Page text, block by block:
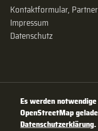
Kontaktformular,
Impressum
Datenschutz
Es werden
OpenStreetMap
Datenschutzerklärung.